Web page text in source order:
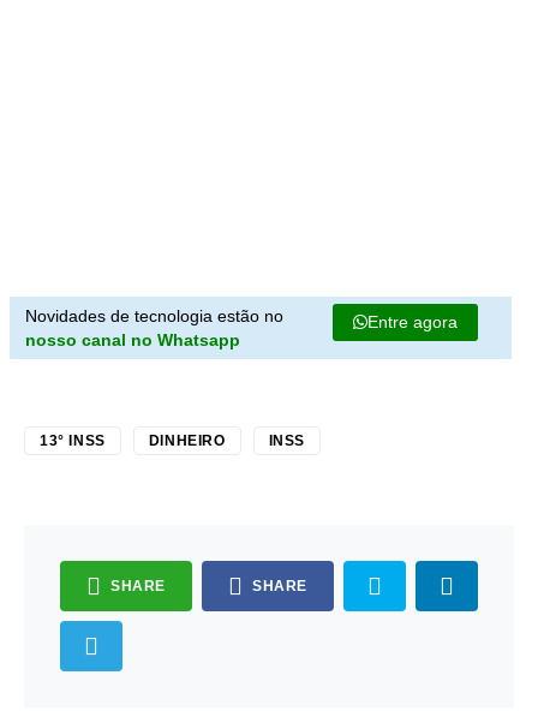
Novidades de tecnologia estão no
nosso canal no Whatsapp
Entre agora
13° INSS DINHEIRO INSS
SHARE SHARE